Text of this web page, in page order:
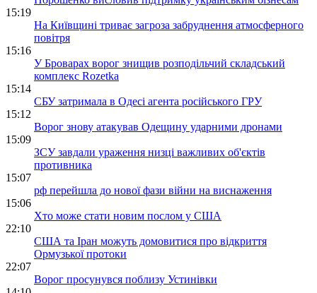
15:19
На Київщині триває загроза забруднення атмосферного
повітря
15:16
У Броварах ворог знищив розподільчий складський
комплекс Rozetka
15:14
СБУ затримала в Одесі агента російського ГРУ
15:12
Ворог знову атакував Одещину ударними дронами
15:09
ЗСУ завдали ураження низці важливих об'єктів
противника
15:07
рф перейшла до нової фази війни на виснаження
15:06
Хто може стати новим послом у США
22:10
США та Іран можуть домовитися про відкриття
Ормузької протоки
22:07
Ворог просунувся поблизу Устинівки